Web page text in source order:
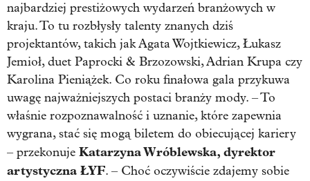
najbardziej prestiżowych wydarzeń branżowych w
kraju. To tu rozbłysły talenty znanych dziś
projektantów, takich jak Agata Wojtkiewicz, Łukasz
Jemioł, duet Paprocki & Brzozowski, Adrian Krupa czy
Karolina Pieniążek. Co roku finałowa gala przykuwa
uwagę najważniejszych postaci branży mody. – To
właśnie rozpoznawalność i uznanie, które zapewnia
wygrana, stać się mogą biletem do obiecującej kariery
– przekonuje Katarzyna Wróblewska, dyrektor
artystyczna ŁYF. – Choć oczywiście zdajemy sobie